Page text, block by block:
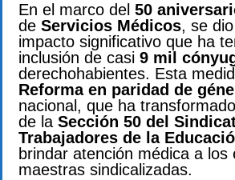
En el marco del 50
de Servicios Médicos, se
impacto significativo que ha
inclusión de casi 9 mil
derechohabientes. Esta
Reforma en paridad de
nacional, que ha
de la Sección 50 del
Trabajadores de la
brindar atención médica a los
maestras sindicalizadas.